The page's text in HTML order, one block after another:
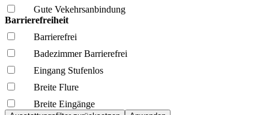
Gute Vekehrsanbindung
Barrierefreiheit
Barrierefrei
Badezimmer Barrierefrei
Eingang Stufenlos
Breite Flure
Breite Eingänge